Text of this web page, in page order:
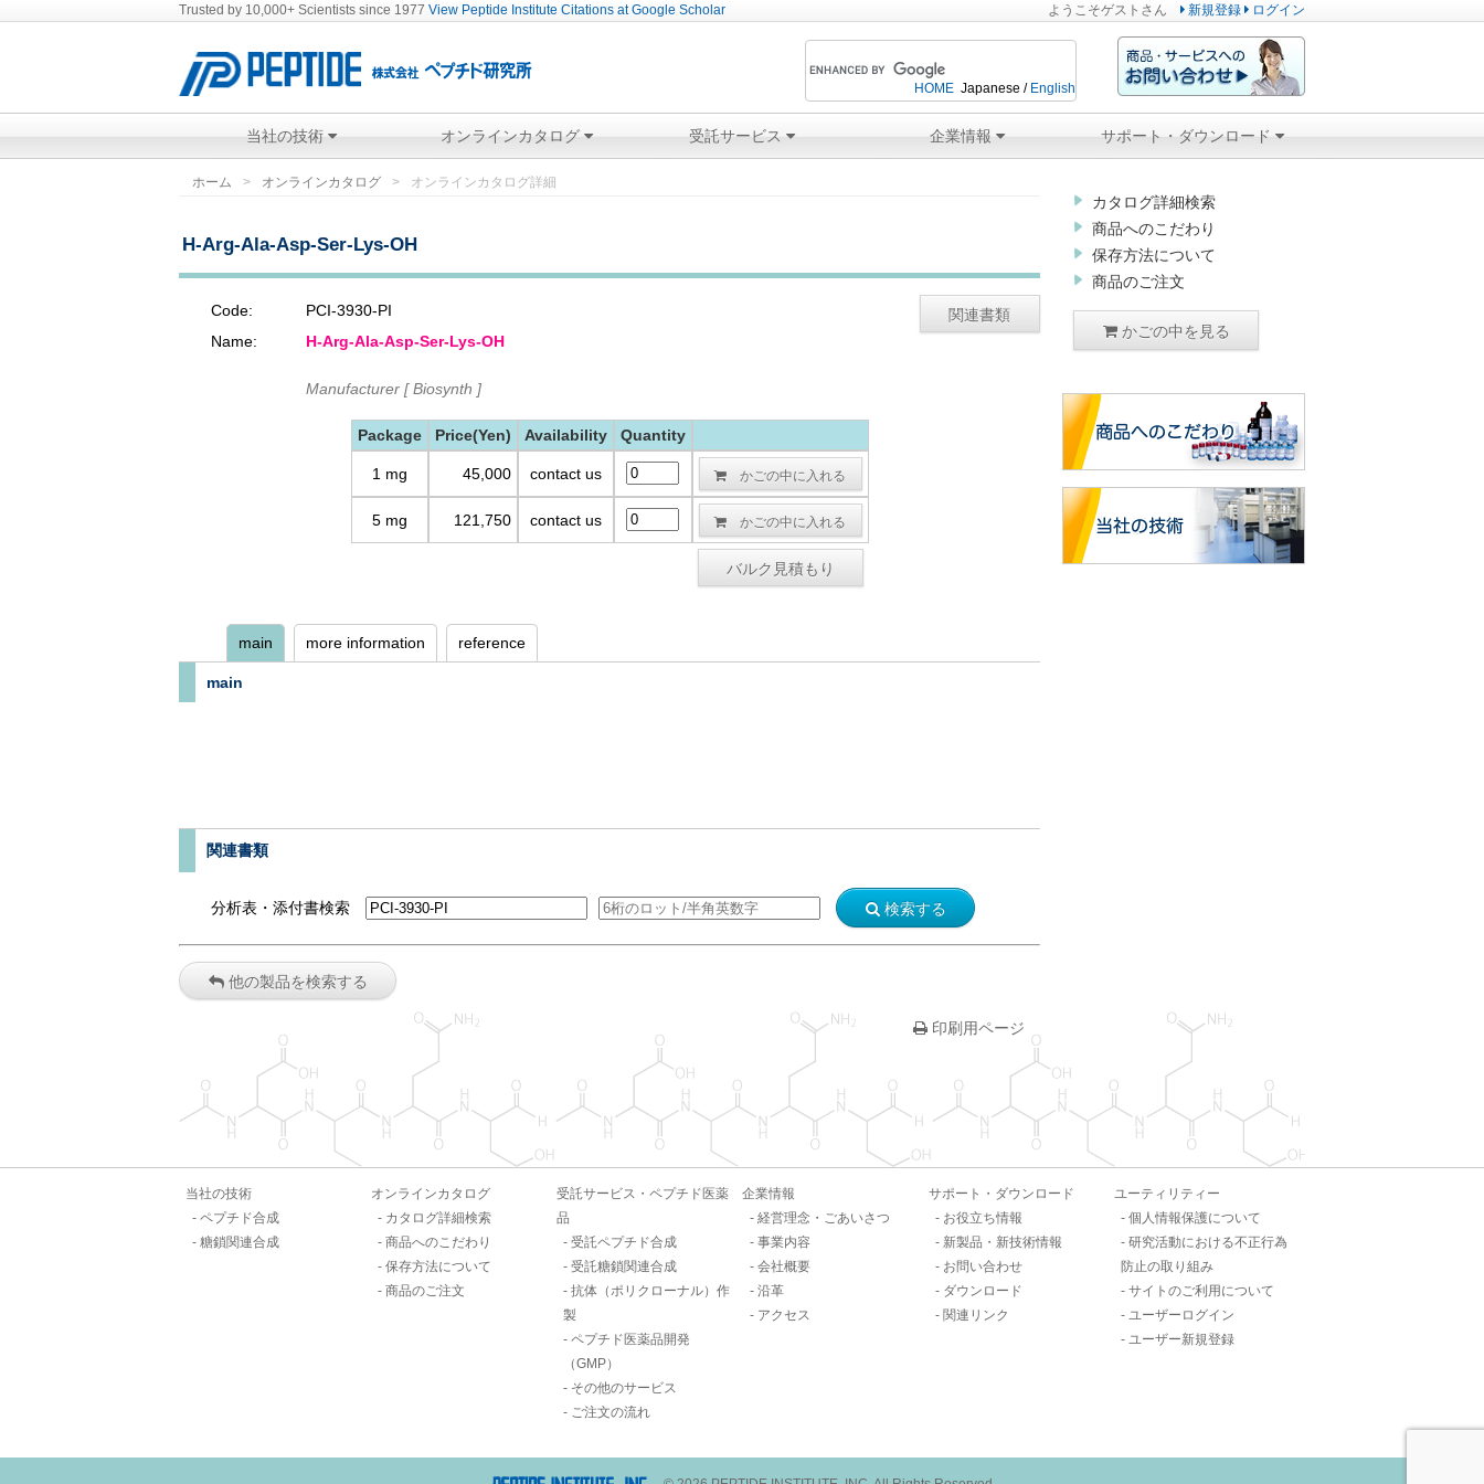
Trusted by 10,000+ Scientists since 1977 View Peptide Institute Citations at Google Scholar ようこそゲスト さん 新規登録 ログイン
Japanese / English
HOME
当社の技術 オンラインカタログ 受託サービス 企業情報 サポート・ダウンロード
ホーム オンラインカタログ オンラインカタログ詳細
H-Arg-Ala-Asp-Ser-Lys-OH
Code:
PCI-3930-PI
Name:
H-Arg-Ala-Asp-Ser-Lys-OH
関連書類
Manufacturer [ Biosynth ]
Package Price(Yen) Availability Quantity
1 mg 45,000 contact us かごの中に入れる
5 mg 121,750 contact us かごの中に入れる
バルク見積もり
main more information reference
main
関連書類
分析表・添付書検索 検索する
他の製品を検索する
印刷用ページ
カタログ詳細検索
商品へのこだわり
保存方法について
商品のご注文
かごの中を見る
当社の技術
ペプチド合成
糖鎖関連合成
オンラインカタログ
カタログ詳細検索
商品へのこだわり
保存方法について
商品のご注文
受託サービス・ペプチド医薬
品
受託ペプチド合成
受託糖鎖関連合成
抗体（ポリクローナル）作
製
ペプチド医薬品開発
（GMP）
その他のサービス
ご注文の流れ
企業情報
経営理念・ごあいさつ
事業内容
会社概要
沿革
アクセス
サポート・ダウンロード
お役立ち情報
新製品・新技術情報
お問い合わせ
ダウンロード
関連リンク
ユーティリティー
個人情報保護について
研究活動における不正行為
防止の取り組み
サイトのご利用について
ユーザーログイン
ユーザー新規登録